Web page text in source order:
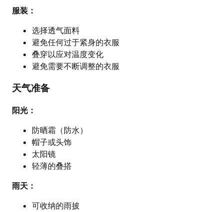
服装：
选择透气面料
避免任何过于紧身的衣服
叠穿以应对温度变化
避免需要不断调整的衣服
天气准备
阳光：
防晒霜（防水）
帽子或头饰
太阳镜
轻薄的叠搭
雨天：
可收纳的雨披